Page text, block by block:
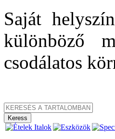
Saját
különböző
csodálatos